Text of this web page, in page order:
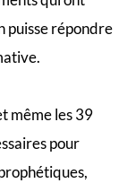
puisse répondre
même les 39
pour